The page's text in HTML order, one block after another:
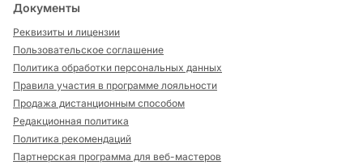
Документы
Реквизиты и лицензии
Пользовательское соглашение
Политика обработки персональных данных
Правила участия в программе лояльности
Продажа дистанционным способом
Редакционная политика
Политика рекомендаций
Партнерская программа для веб-мастеров